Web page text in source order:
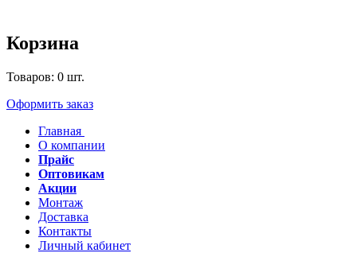
Корзина
Товаров: 0 шт.
Оформить заказ
Главная
О компании
Прайс
Оптовикам
Акции
Монтаж
Доставка
Контакты
Личный кабинет